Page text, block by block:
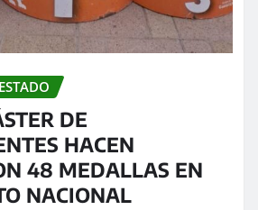
DE
HACEN
48 MEDALLAS EN
NACIONAL